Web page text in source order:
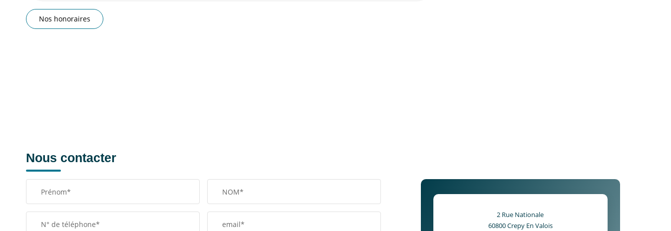
Nos honoraires
Nous contacter
Prénom* NOM*
N° de téléphone* email*
2 Rue Nationale
60800Crepy En Valois